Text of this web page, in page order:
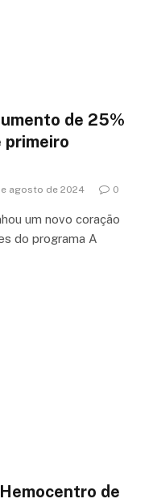
de 25%
primeiro
agosto de 2024 0
um novo coração
do programa A
de